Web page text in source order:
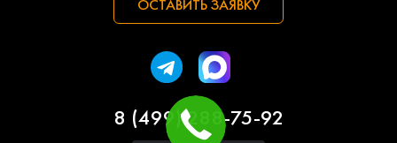
ОСТАВИТЬ ЗАЯВКУ
8 (499) 288-75-92